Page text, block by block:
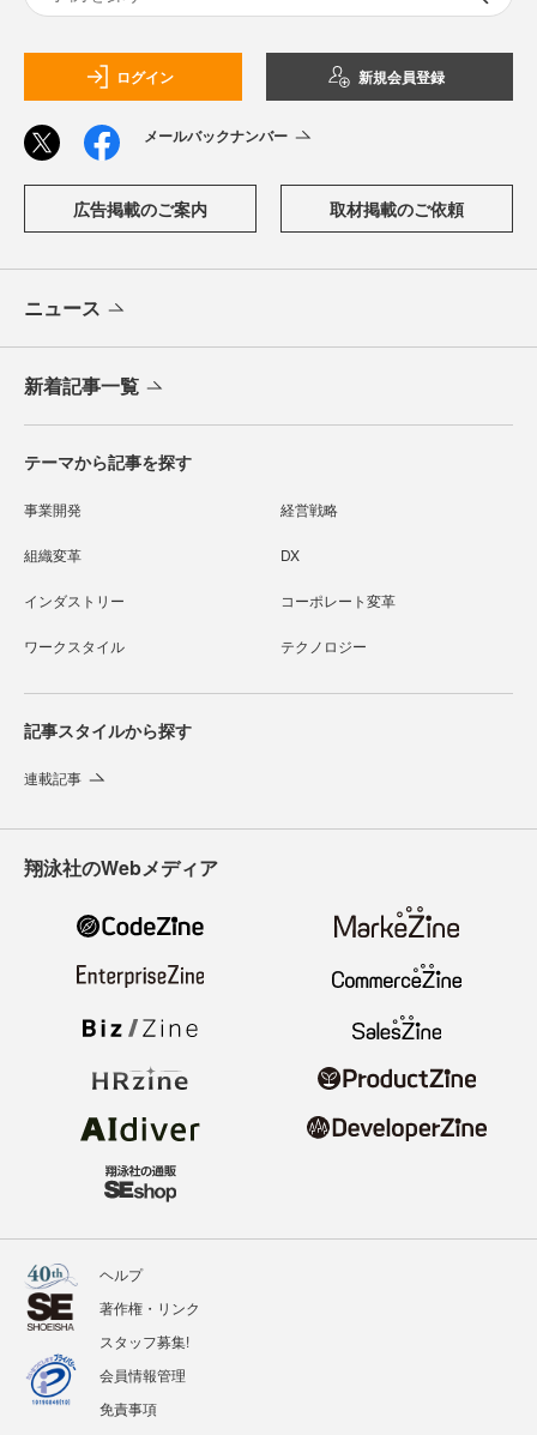
ログイン 新規会員登録
メールバックナンバー
広告掲載のご案内 取材掲載のご依頼
ニュース
新着記事一覧
テーマから記事を探す
事業開発 経営戦略
組織変革 DX
インダストリー コーポレート変革
ワークスタイル テクノロジー
記事スタイルから探す
連載記事
翔泳社のWebメディア
ヘルプ
著作権・リンク
スタッフ募集!
会員情報管理
免責事項